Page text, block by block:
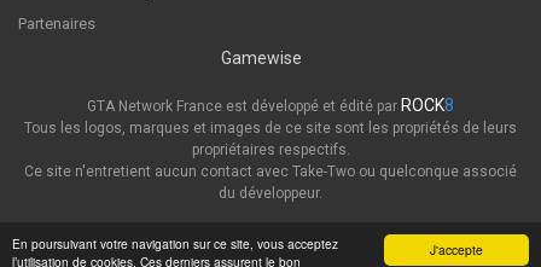
J'accepte
En poursuivant votre navigation sur ce site, vous acceptez
l’utilisation de cookies. Ces derniers assurent le bon
Partenaires
Gamewise
GTA Network France est développé et édité par ROCK8
Tous les logos, marques et images de ce site sont les propriétés de leurs
propriétaires respectifs.
Ce site n'entretient aucun contact avec Take-Two ou quelconque associé
du développeur.
Thème Politique de confidentialité